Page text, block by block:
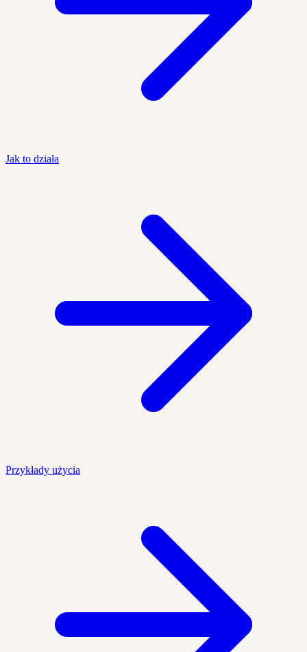
Jak to działa
Przykłady użycia